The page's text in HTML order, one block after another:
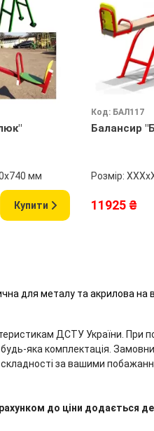
мм
Купити
Код: БАЛ117
Балансир
Розмір:
11925 ₴
для металу та акрилова на
ДСТУ України. При
яка комплектація.
за вашими
до ціни додається